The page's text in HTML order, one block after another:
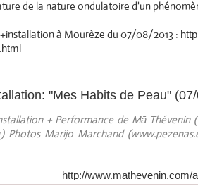
de la nature ondulatoire d'un
à Mourèze du 07/08/2013 :
+ Performance de Mā Thévenin
Photos Marijo Marchand
http://www.mathevenin.com/